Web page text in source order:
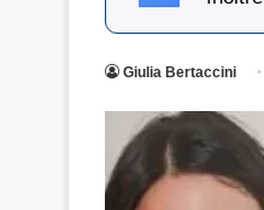
Giulia Bertaccini